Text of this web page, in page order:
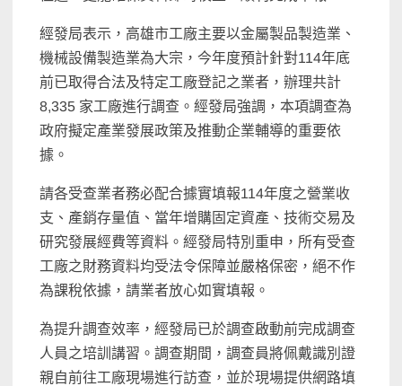
經發局表示，高雄市工廠主要以金屬製品製造業、
機械設備製造業為大宗，今年度預計針對114年底
前已取得合法及特定工廠登記之業者，辦理共計
8,335 家工廠進行調查。經發局強調，本項調查為
政府擬定產業發展政策及推動企業輔導的重要依
據。
請各受查業者務必配合據實填報114年度之營業收
支、產銷存量值、當年增購固定資產、技術交易及
研究發展經費等資料。經發局特別重申，所有受查
工廠之財務資料均受法令保障並嚴格保密，絕不作
為課稅依據，請業者放心如實填報。
為提升調查效率，經發局已於調查啟動前完成調查
人員之培訓講習。調查期間，調查員將佩戴識別證
親自前往工廠現場進行訪查，並於現場提供網路填